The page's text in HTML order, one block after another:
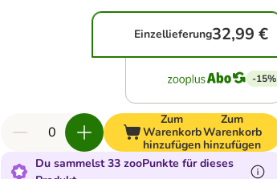
Einzellieferung32,99 €
-15%
Zum
Warenkorb
hinzufügen
Zum
Warenkorb
hinzufügen
Du sammelst 33 zooPunkte für dieses